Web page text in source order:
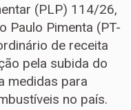
(PLP) 114/26,
Paulo Pimenta (PT-
de receita
pela subida do
medidas para
no país.